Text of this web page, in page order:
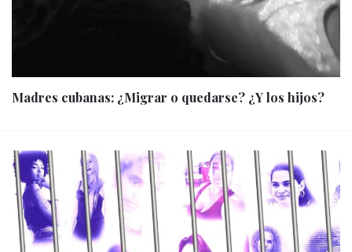
Madres cubanas: ¿Migrar o quedarse? ¿Y los hijos?